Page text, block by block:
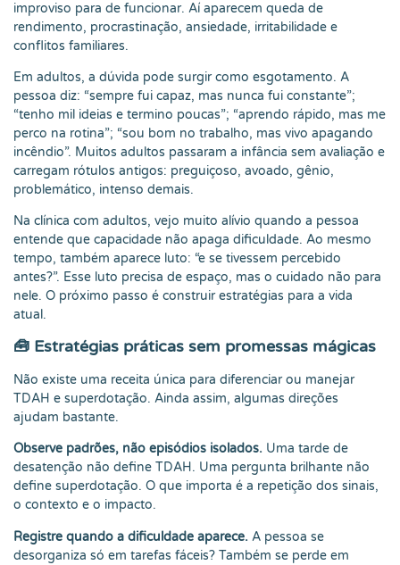
improviso para de funcionar. Aí aparecem queda de
rendimento, procrastinação, ansiedade, irritabilidade e
conflitos familiares.
Em adultos, a dúvida pode surgir como esgotamento. A
pessoa diz: “sempre fui capaz, mas nunca fui constante”;
“tenho mil ideias e termino poucas”; “aprendo rápido, mas me
perco na rotina”; “sou bom no trabalho, mas vivo apagando
incêndio”. Muitos adultos passaram a infância sem avaliação e
carregam rótulos antigos: preguiçoso, avoado, gênio,
problemático, intenso demais.
Na clínica com adultos, vejo muito alívio quando a pessoa
entende que capacidade não apaga dificuldade. Ao mesmo
tempo, também aparece luto: “e se tivessem percebido
antes?”. Esse luto precisa de espaço, mas o cuidado não para
nele. O próximo passo é construir estratégias para a vida
atual.
🧰 Estratégias práticas sem promessas mágicas
Não existe uma receita única para diferenciar ou manejar
TDAH e superdotação. Ainda assim, algumas direções
ajudam bastante.
Observe padrões, não episódios isolados. Uma tarde de
desatenção não define TDAH. Uma pergunta brilhante não
define superdotação. O que importa é a repetição dos sinais,
o contexto e o impacto.
Registre quando a dificuldade aparece. A pessoa se
desorganiza só em tarefas fáceis? Também se perde em